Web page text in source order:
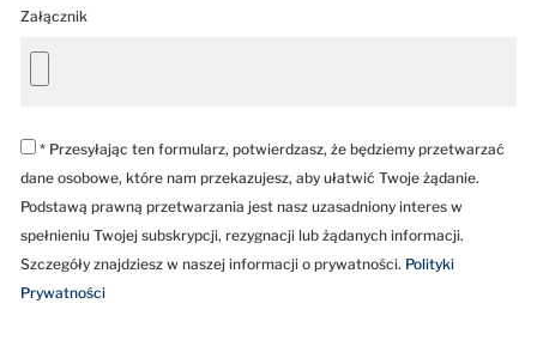
Załącznik
* Przesyłając ten formularz, potwierdzasz, że będziemy przetwarzać
dane osobowe, które nam przekazujesz, aby ułatwić Twoje żądanie.
Podstawą prawną przetwarzania jest nasz uzasadniony interes w
spełnieniu Twojej subskrypcji, rezygnacji lub żądanych informacji.
Szczegóły znajdziesz w naszej informacji o prywatności. Polityki
Prywatności